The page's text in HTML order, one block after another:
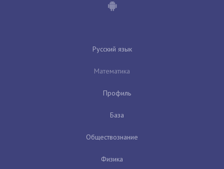
Русский язык
Математика
Профиль
База
Обществознание
Физика